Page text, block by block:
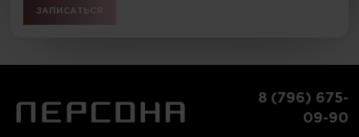
ЗАПИСАТЬСЯ
8 (796) 675-
09-90